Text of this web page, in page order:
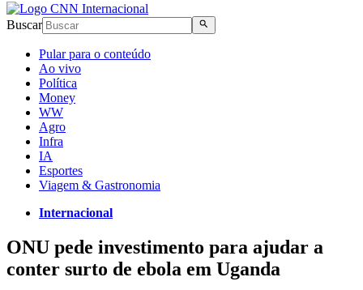
Buscar
Pular para o conteúdo
Ao vivo
Política
Money
WW
Agro
Infra
IA
Esportes
Viagem & Gastronomia
Internacional
ONU pede investimento para ajudar a
conter surto de ebola em Uganda